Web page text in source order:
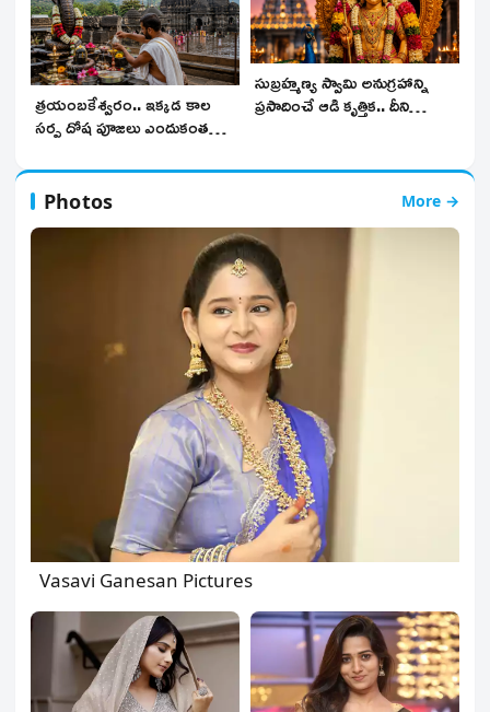
త్రయంబకేశ్వరం.. ఇక్కడ కాల
సర్ప దోష పూజలు ఎందుకంత
సుబ్రహ్మణ్య స్వామి అనుగ్రహాన్ని
ప్రసాదించే ఆడి కృత్తిక.. దీని
విశిష్టత, ప్రాముఖ్యం ఏమిటంటే..!
Photos More →
Vasavi Ganesan Pictures